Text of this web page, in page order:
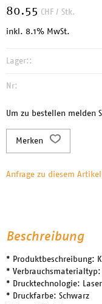
80.55 CHF / Stk.
inkl. 8.1% MwSt.
Lager::
Nr:
Um zu bestellen melden
Merken
Anfrage zu diesem
Beschreibung
* Produktbeschreibung:
*
* Drucktechnologie: Laser
* Druckfarbe: Schwarz